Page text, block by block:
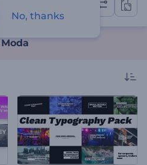
No, thanks